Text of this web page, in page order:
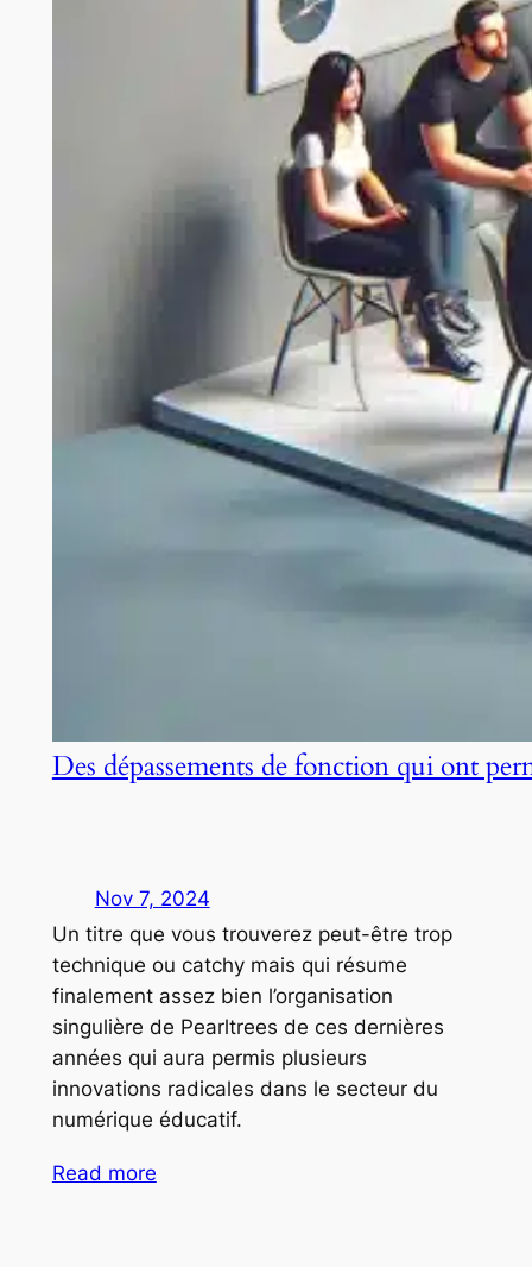
Des dépassements de fonction qui ont
Nov 7, 2024
Un titre que vous trouverez peut-être trop
technique ou catchy mais qui résume
finalement assez bien l’organisation
singulière de Pearltrees de ces dernières
années qui aura permis plusieurs
innovations radicales dans le secteur du
numérique éducatif.
Read more